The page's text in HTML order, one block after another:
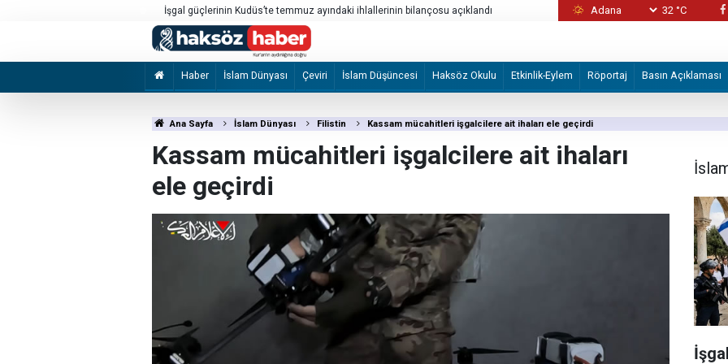
İşgal güçlerinin Kudüs’te temmuz ayındaki ihlallerinin bilançosu açıklandı İşgal güçleri, yerinden edilenlerin dönüşü
32 °C
Haber İslam Dünyası Çeviri İslam Düşüncesi Haksöz Okulu Etkinlik-Eylem Röportaj Basın Açıklaması
Ana Sayfa İslam Dünyası Filistin Kassam mücahitleri işgalcilere ait ihaları ele geçirdi
Kassam mücahitleri işgalcilere ait ihaları
ele geçirdi